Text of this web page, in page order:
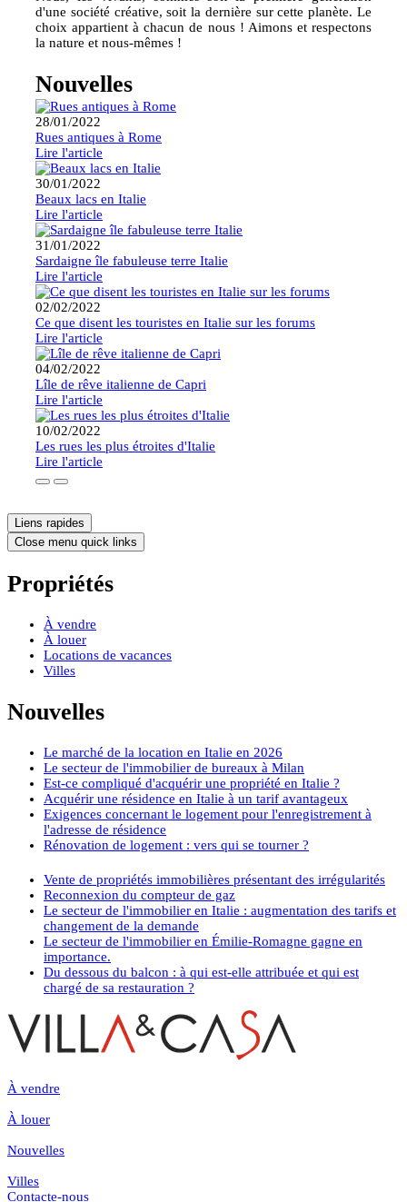
d'une société créative, soit la dernière sur cette planète. Le
choix appartient à chacun de nous ! Aimons et respectons
la nature et nous-mêmes !
Nouvelles
28/01/2022
Rues antiques à Rome
Lire l'article
30/01/2022
Beaux lacs en Italie
Lire l'article
31/01/2022
Sardaigne île fabuleuse terre Italie
Lire l'article
02/02/2022
Ce que disent les touristes en Italie sur les forums
Lire l'article
04/02/2022
Lîle de rêve italienne de Capri
Lire l'article
10/02/2022
Les rues les plus étroites d'Italie
Lire l'article
Liens rapides
Close menu quick links
Propriétés
À vendre
À louer
Locations de vacances
Villes
Nouvelles
Le marché de la location en Italie en 2026
Le secteur de l'immobilier de bureaux à Milan
Est-ce compliqué d'acquérir une propriété en Italie ?
Acquérir une résidence en Italie à un tarif avantageux
Exigences concernant le logement pour l'enregistrement à
l'adresse de résidence
Rénovation de logement : vers qui se tourner ?
Vente de propriétés immobilières présentant des irrégularités
Reconnexion du compteur de gaz
Le secteur de l'immobilier en Italie : augmentation des tarifs et
changement de la demande
Le secteur de l'immobilier en Émilie-Romagne gagne en
importance.
Du dessous du balcon : à qui est-elle attribuée et qui est
chargé de sa restauration ?
À vendre
À louer
Nouvelles
Villes
Contacte-nous